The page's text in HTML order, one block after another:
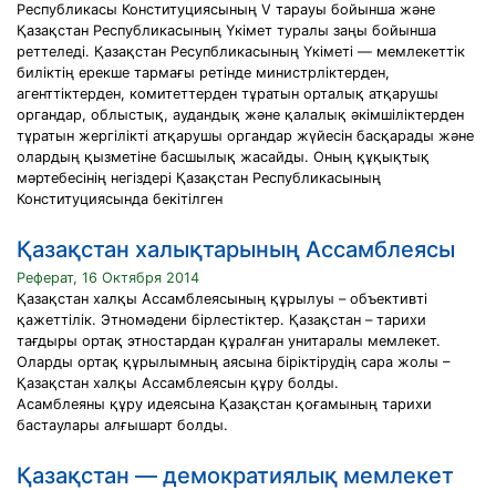
Республикасы Конституциясының V тарауы бойынша және
Қазақстан Республикасының Үкімет туралы заңы бойынша
реттеледі. Қазақстан Ресупбликасының Үкіметі — мемлекеттік
билiктiң ерекше тармағы ретiнде министрлiктерден,
агенттiктерден, комитеттерден тұратын орталық атқарушы
органдар, облыстық, аудандық және қалалық әкiмшiлiктерден
тұратын жергiлiктi атқарушы органдар жүйесiн басқарады және
олардың қызметiне басшылық жасайды. Оның құқықтық
мәртебесiнiң негiздерi Қазақстан Республикасының
Конституциясында бекiтiлген
Қазақстан халықтарының Ассамблеясы
Реферат, 16 Октября 2014
Қазақстан халқы Ассамблеясының құрылуы – объективті
қажеттілік. Этномәдени бірлестіктер. Қазақстан – тарихи
тағдыры ортақ этностардан құралған унитаралы мемлекет.
Оларды ортақ құрылымның аясына біріктірудің сара жолы –
Қазақстан халқы Ассамблеясын құру болды.
Асамблеяны құру идеясына Қазақстан қоғамының тарихи
бастаулары алғышарт болды.
Қазақстан — демократиялық мемлекет